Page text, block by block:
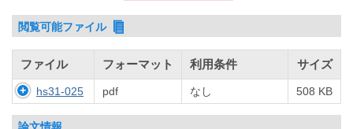
閲覧可能ファイル
ファイル フォーマット 利用条件 サイズ
hs31-025 pdf なし 508 KB